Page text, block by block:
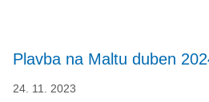
Plavba na Maltu duben
24. 11. 2023